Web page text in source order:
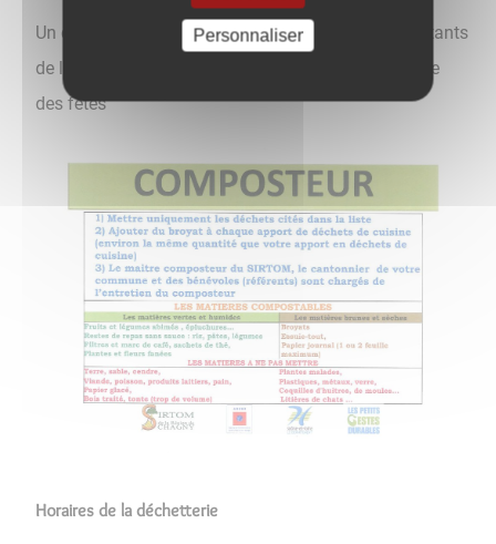
Un composteur collectif est la disposition des habitants
de la commune en haut de la place St Martin / Salle
des fêtes
Horaires de la déchetterie
Personnaliser